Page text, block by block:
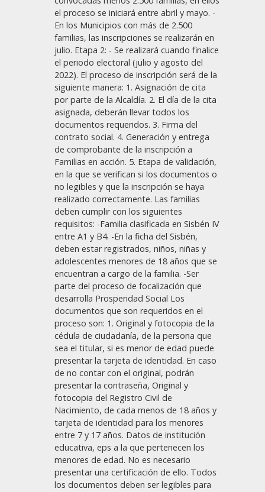
el proceso se iniciará entre abril y mayo. -
En los Municipios con más de 2.500
familias, las inscripciones se realizarán en
julio. Etapa 2: - Se realizará cuando finalice
el periodo electoral (julio y agosto del
2022). El proceso de inscripción será de la
siguiente manera: 1. Asignación de cita
por parte de la Alcaldía. 2. El día de la cita
asignada, deberán llevar todos los
documentos requeridos. 3. Firma del
contrato social. 4. Generación y entrega
de comprobante de la inscripción a
Familias en acción. 5. Etapa de validación,
en la que se verifican si los documentos o
no legibles y que la inscripción se haya
realizado correctamente. Las familias
deben cumplir con los siguientes
requisitos: -Familia clasificada en Sisbén IV
entre A1 y B4. -En la ficha del Sisbén,
deben estar registrados, niños, niñas y
adolescentes menores de 18 años que se
encuentran a cargo de la familia. -Ser
parte del proceso de focalización que
desarrolla Prosperidad Social Los
documentos que son requeridos en el
proceso son: 1. Original y fotocopia de la
cédula de ciudadanía, de la persona que
sea el titular, si es menor de edad puede
presentar la tarjeta de identidad. En caso
de no contar con el original, podrán
presentar la contraseña, Original y
fotocopia del Registro Civil de
Nacimiento, de cada menos de 18 años y
tarjeta de identidad para los menores
entre 7 y 17 años. Datos de institución
educativa, eps a la que pertenecen los
menores de edad. No es necesario
presentar una certificación de ello. Todos
los documentos deben ser legibles para